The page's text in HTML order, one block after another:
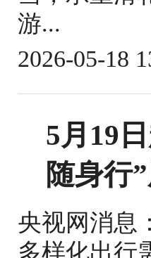
游...
2026-05-18
5月19
随身行
央视网消息
多样化出行